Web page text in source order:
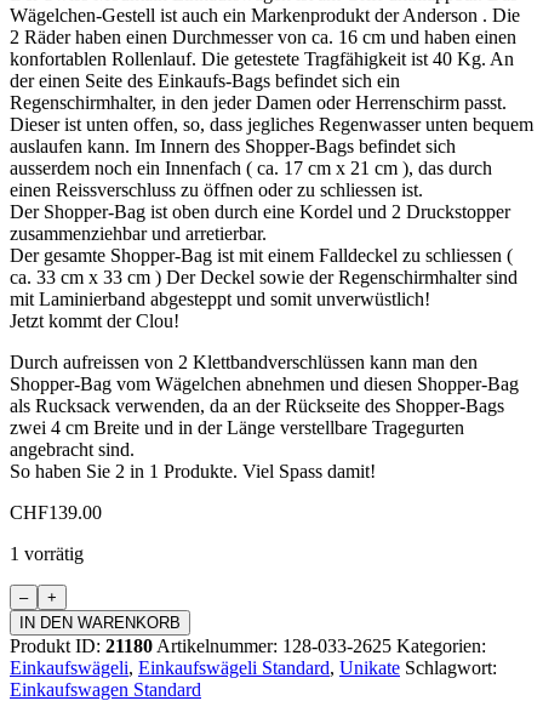
Wägelchen-Gestell ist auch ein Markenprodukt der Anderson . Die
2 Räder haben einen Durchmesser von ca. 16 cm und haben einen
konfortablen Rollenlauf. Die getestete Tragfähigkeit ist 40 Kg. An
der einen Seite des Einkaufs-Bags befindet sich ein
Regenschirmhalter, in den jeder Damen oder Herrenschirm passt.
Dieser ist unten offen, so, dass jegliches Regenwasser unten bequem
auslaufen kann. Im Innern des Shopper-Bags befindet sich
ausserdem noch ein Innenfach ( ca. 17 cm x 21 cm ), das durch
einen Reissverschluss zu öffnen oder zu schliessen ist.
Der Shopper-Bag ist oben durch eine Kordel und 2 Druckstopper
zusammenziehbar und arretierbar.
Der gesamte Shopper-Bag ist mit einem Falldeckel zu schliessen (
ca. 33 cm x 33 cm ) Der Deckel sowie der Regenschirmhalter sind
mit Laminierband abgesteppt und somit unverwüstlich!
Jetzt kommt der Clou!
Durch aufreissen von 2 Klettbandverschlüssen kann man den
Shopper-Bag vom Wägelchen abnehmen und diesen Shopper-Bag
als Rucksack verwenden, da an der Rückseite des Shopper-Bags
zwei 4 cm Breite und in der Länge verstellbare Tragegurten
angebracht sind.
So haben Sie 2 in 1 Produkte. Viel Spass damit!
CHF139.00
1 vorrätig
Einkaufswagen
Standard
Menge
IN DEN WARENKORB
Produkt ID: 21180 Artikelnummer: 128-033-2625 Kategorien:
Einkaufswägeli, Einkaufswägeli Standard, Unikate Schlagwort:
Einkaufswagen Standard